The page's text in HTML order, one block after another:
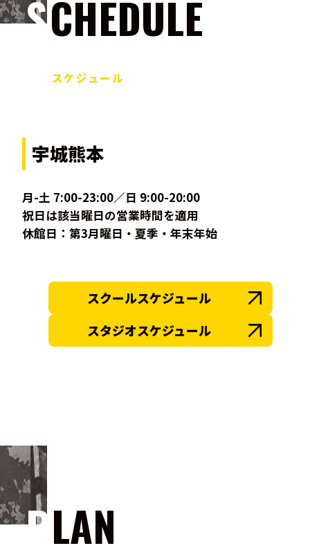
SCHEDULE
スケジュール
宇城熊本
月-土 7:00-23:00／日 9:00-20:00
祝日は該当曜日の営業時間を適用
休館日：第3月曜日・夏季・年末年始
スクールスケジュール
スタジオスケジュール
PLAN